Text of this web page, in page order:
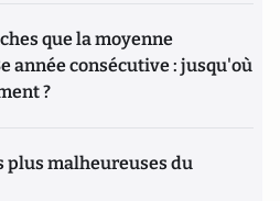
que la moyenne
année consécutive : jusqu'où
?
plus malheureuses du